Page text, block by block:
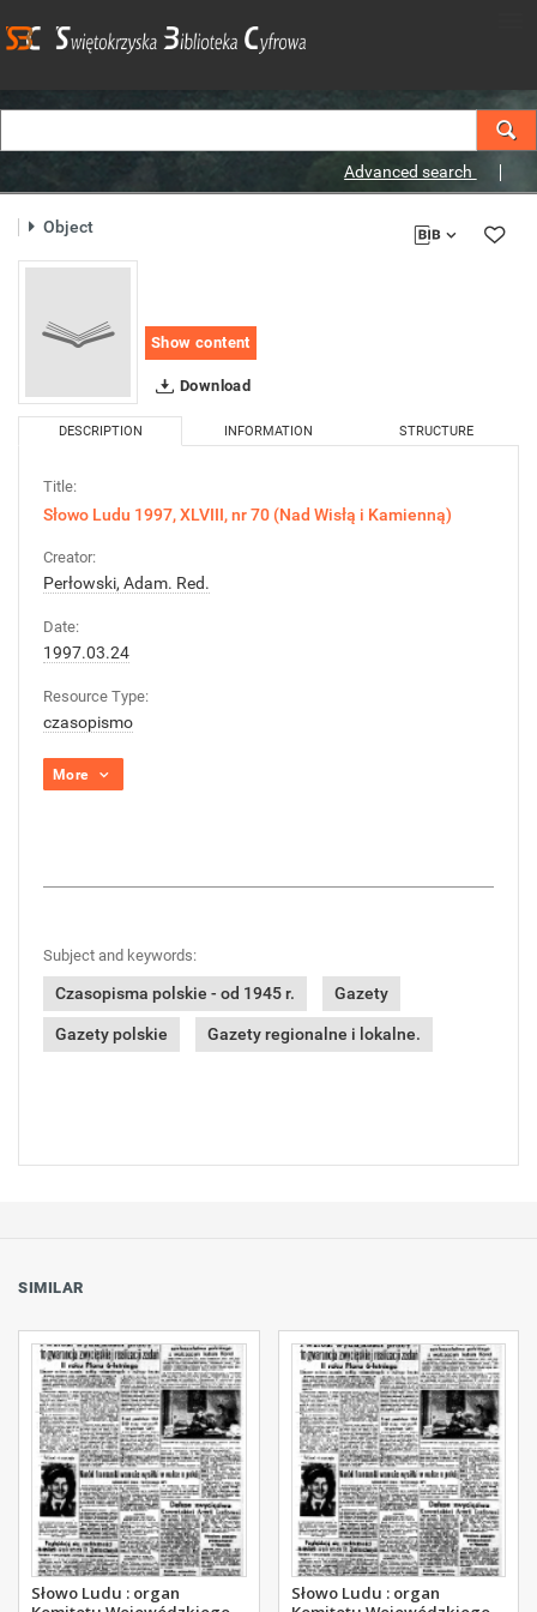
Advanced search
Object
Show content
Download
DESCRIPTION INFORMATION STRUCTURE
Title:
Słowo Ludu 1997, XLVIII, nr 70 (Nad Wisłą i Kamienną)
Creator:
Perłowski, Adam. Red.
Date:
1997.03.24
Resource Type:
czasopismo
More
Subject and keywords:
Czasopisma polskie - od 1945 r. Gazety
Gazety polskie Gazety regionalne i lokalne.
SIMILAR
Słowo Ludu : organ
Słowo Ludu : organ